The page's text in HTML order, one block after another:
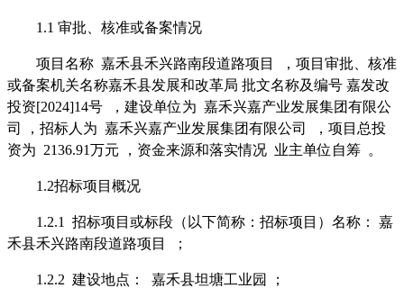
1.1 审批、核准或备案情况
项目名称 嘉禾县禾兴路南段道路项目
，项目审批、核准
或备案机关名称嘉禾县发展和改革局 批文名称及编号 嘉发改
投资[2024]14号 ， 建设单位为 嘉禾兴嘉产业发展集团有限公
司
， 招标人为 嘉禾兴嘉产业发展集团有限公司
，项目总投
资为 2136.91万元 ，资金来源和落实情况 业主单位自筹 。
1.2招标项目概况
1.2.1 招标项目或标段（以下简称：招标项目）名称： 嘉
禾县禾兴路南段道路项目
；
1.2.2 建设地点： 嘉禾县坦塘工业园 ；